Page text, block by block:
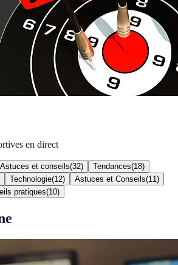
en direct
Astuces et conseils(32) Tendances(18)
Technologie(12) Astuces et Conseils(11 )
pratiques(10)